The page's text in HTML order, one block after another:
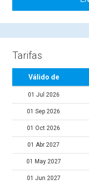
Tarifas
Válido de
01 Jul 2026
01 Sep 2026
01 Oct 2026
01 Abr 2027
01 May 2027
01 Jun 2027